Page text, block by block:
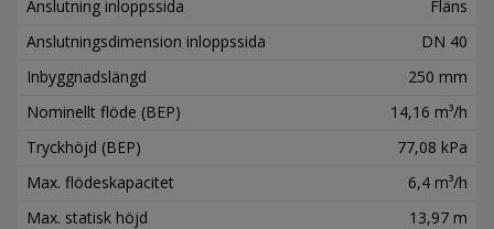
Anslutning inloppssida
Fläns
Anslutningsdimension inloppssida
DN 40
Inbyggnadslängd
250 mm
Nominellt flöde (BEP)
14,16 m³/h
Tryckhöjd (BEP)
77,08 kPa
Max. flödeskapacitet
6,4 m³/h
Max. statisk höjd
13,97 m